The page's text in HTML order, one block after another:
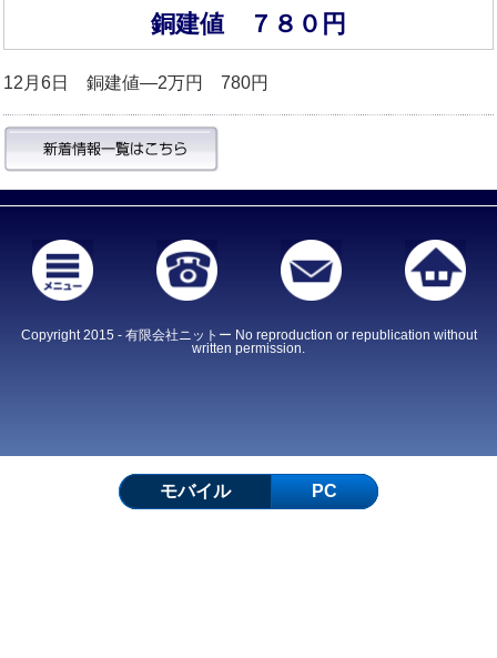
銅建値 ７８０円
12月6日 銅建値―2万円 780円
Copyright 2015 - 有限会社ニットー No reproduction or republication without
written permission.
モバイル PC